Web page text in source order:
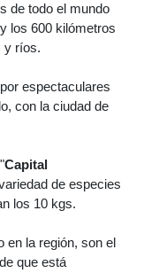
de todo el mundo
los 600 kilómetros
y ríos.
espectaculares
con la ciudad de
Capital
de especies
los 10 kgs.
en la región, son el
que está